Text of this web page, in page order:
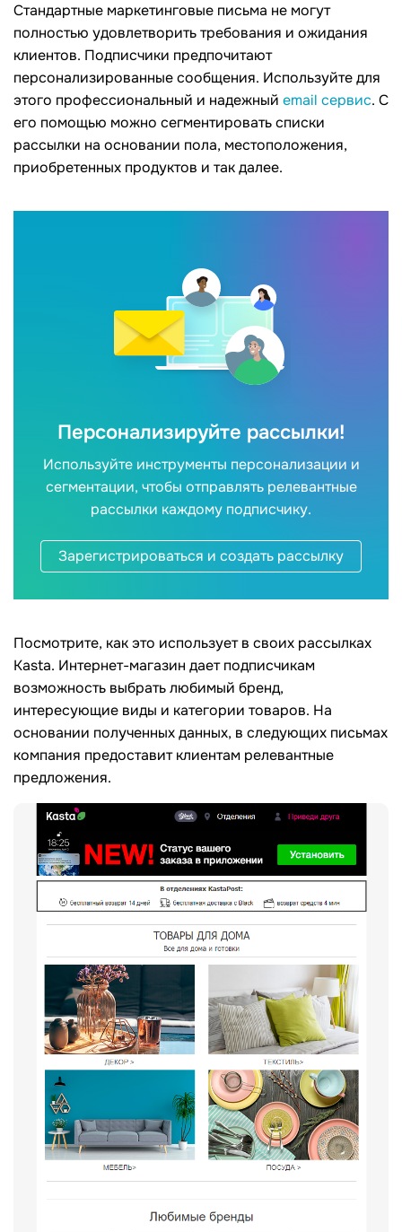
Стандартные маркетинговые письма не могут
полностью удовлетворить требования и ожидания
клиентов. Подписчики предпочитают
персонализированные сообщения. Используйте для
этого профессиональный и надежный email сервис. С
его помощью можно сегментировать списки
рассылки на основании пола, местоположения,
приобретенных продуктов и так далее.
Персонализируйте рассылки!
Используйте инструменты персонализации и
сегментации, чтобы отправлять релевантные
рассылки каждому подписчику.
Зарегистрироваться и создать рассылку
Посмотрите, как это использует в своих рассылках
Kasta. Интернет-магазин дает подписчикам
возможность выбрать любимый бренд,
интересующие виды и категории товаров. На
основании полученных данных, в следующих письмах
компания предоставит клиентам релевантные
предложения.